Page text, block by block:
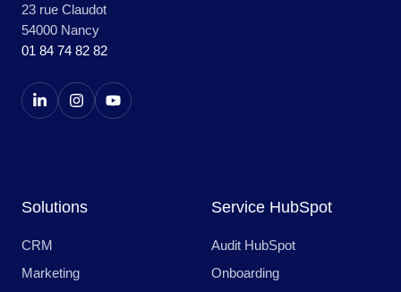
23 rue Claudot
54000 Nancy
01 84 74 82 82
Solutions
CRM
Marketing
Service HubSpot
Audit HubSpot
Onboarding